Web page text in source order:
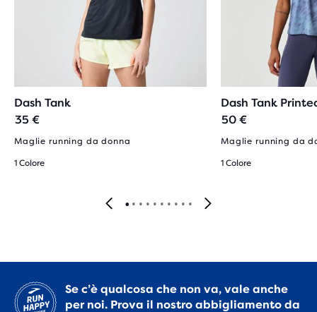
Dash Tank
35 €
Maglie running da donna
1 Colore
Dash Tank
50 €
Maglie running da
1 Colore
Se c’è qualcosa che non va, vale anche
per noi. Prova il nostro abbigliamento da